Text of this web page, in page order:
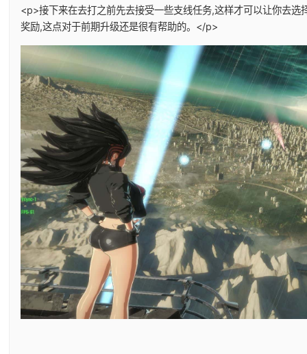
<p>接下来在去打之前先去接受一些支线任务,这样才可以让你去选
奖励,这点对于前期升级还是很有帮助的。</p>